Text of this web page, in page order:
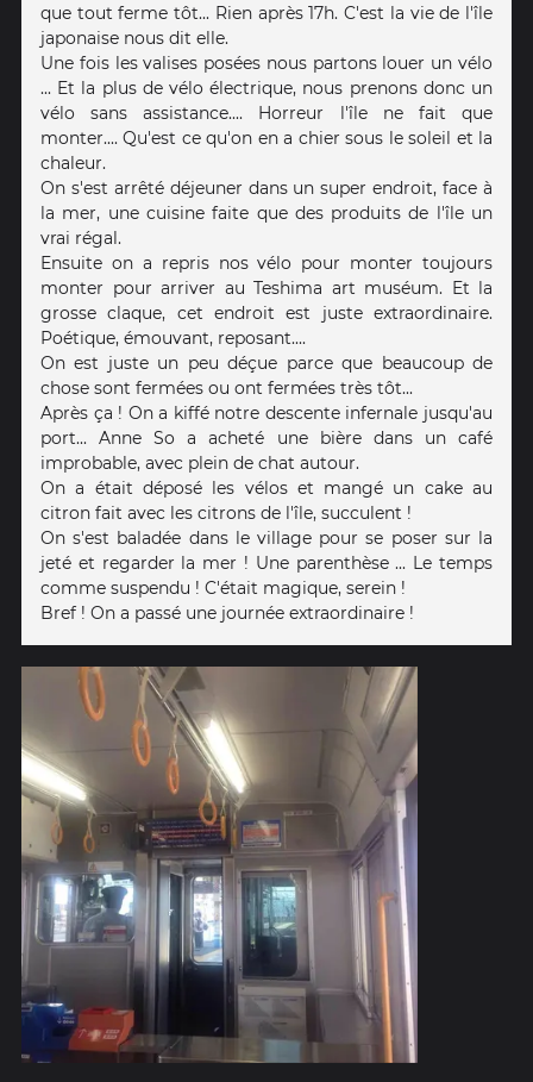
que tout ferme tôt... Rien après 17h. C'est la vie de l'île
japonaise nous dit elle.
Une fois les valises posées nous partons louer un vélo
... Et la plus de vélo électrique, nous prenons donc un
vélo sans assistance.... Horreur l'île ne fait que
monter.... Qu'est ce qu'on en a chier sous le soleil et la
chaleur.
On s'est arrêté déjeuner dans un super endroit, face à
la mer, une cuisine faite que des produits de l'île un
vrai régal.
Ensuite on a repris nos vélo pour monter toujours
monter pour arriver au Teshima art muséum. Et la
grosse claque, cet endroit est juste extraordinaire.
Poétique, émouvant, reposant....
On est juste un peu déçue parce que beaucoup de
chose sont fermées ou ont fermées très tôt...
Après ça ! On a kiffé notre descente infernale jusqu'au
port... Anne So a acheté une bière dans un café
improbable, avec plein de chat autour.
On a était déposé les vélos et mangé un cake au
citron fait avec les citrons de l'île, succulent !
On s'est baladée dans le village pour se poser sur la
jeté et regarder la mer ! Une parenthèse ... Le temps
comme suspendu ! C'était magique, serein !
Bref ! On a passé une journée extraordinaire !